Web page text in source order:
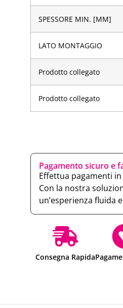
SPESSORE MIN. [MM]
LATO MONTAGGIO
Prodotto collegato
Prodotto collegato
Pagamento sicuro e
Effettua pagamenti
Con la nostra
un’esperienza fluida
Consegna Rapida